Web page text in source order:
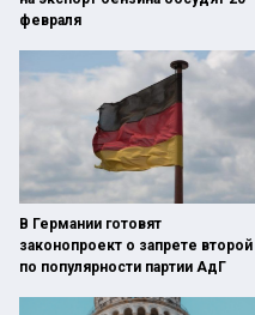
февраля
В Германии готовят
законопроект о запрете второй
по популярности партии АдГ